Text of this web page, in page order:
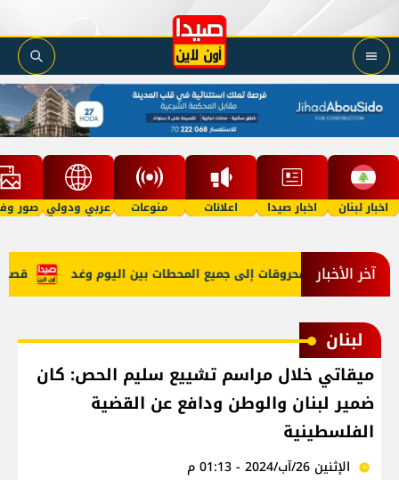
اخبار لبنان اخبار صيدا اعلانات منوعات عربي ودولي صور
آخر الأخبار قصف طبيعي والمحروقات إلى جميع المحطات بين اليوم وغد
لبنان
ميقاتي خلال مراسم تشييع سليم الحص: كان
ضمير لبنان والوطن ودافع عن القضية
الفلسطينية
الإثنين 26/آب/2024 - 01:13 م